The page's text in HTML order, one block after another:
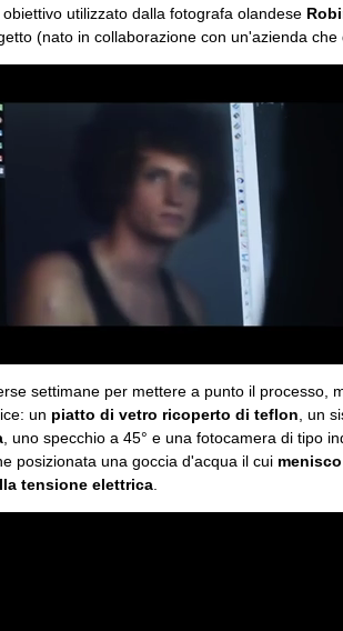
utilizzato dalla fotografa olandese
(nato in collaborazione con un'azienda che
settimane per mettere a punto il processo,
un piatto di vetro ricoperto di teflon , un
, uno specchio a 45° e una fotocamera di tipo
posizionata una goccia d'acqua il cui
tensione elettrica